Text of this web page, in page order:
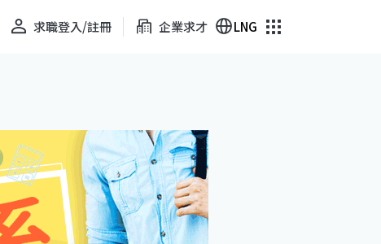
求職登入/註冊 企業求才 LNG